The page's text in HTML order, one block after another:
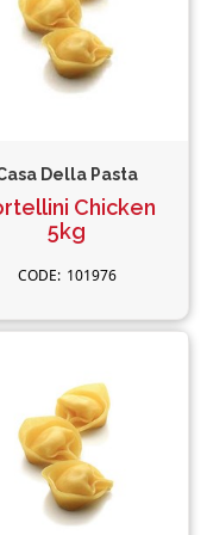
Della Pasta
Chicken
5kg
101976